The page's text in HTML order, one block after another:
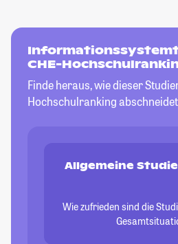
CHE-
Finde heraus, wie dieser
Hochschulranking
Allgemeine
Wie zufrieden sind die